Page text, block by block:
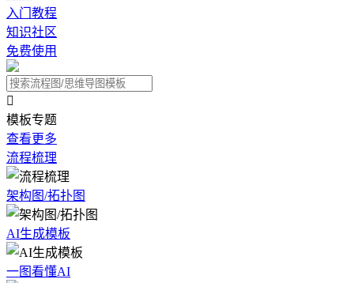
入门教程
知识社区
免费使用

模板专题
查看更多
流程梳理
架构图/拓扑图
AI生成模板
一图看懂AI